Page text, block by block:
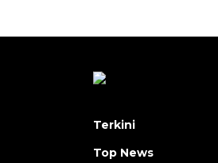
Terkini
Top News